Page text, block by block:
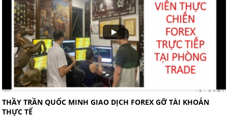
THẦY TRẦN QUỐC MINH GIAO DỊCH FOREX GỠ TÀI KHOẢN
THỰC TẾ